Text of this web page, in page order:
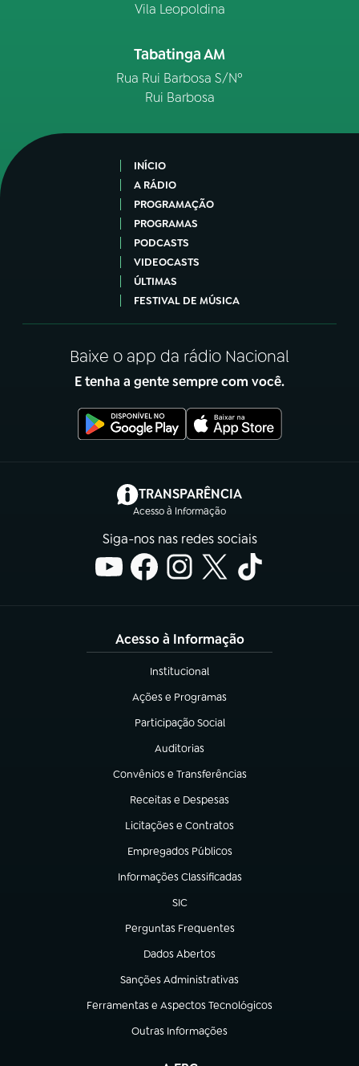
Vila Leopoldina
Tabatinga AM
Rua Rui Barbosa S/Nº
Rui Barbosa
INÍCIO
A RÁDIO
PROGRAMAÇÃO
PROGRAMAS
PODCASTS
VIDEOCASTS
ÚLTIMAS
FESTIVAL DE MÚSICA
Baixe o app da rádio Nacional
E tenha a gente sempre com você.
TRANSPARÊNCIA
Acesso à Informação
(abre em nova aba)
Siga-nos nas redes sociais
Acesso à Informação
Institucional
(abre em nova aba)
Ações e Programas
(abre em nova aba)
Participação Social
(abre em nova aba)
Auditorias
(abre em nova aba)
Convênios e Transferências
(abre em nova aba)
Receitas e Despesas
(abre em nova aba)
Licitações e Contratos
(abre em nova aba)
Empregados Públicos
(abre em nova aba)
Informações Classificadas
(abre em nova aba)
SIC
(abre em nova aba)
Perguntas Frequentes
(abre em nova aba)
Dados Abertos
(abre em nova aba)
Sanções Administrativas
(abre em nova aba)
Ferramentas e Aspectos Tecnológicos
(abre em nova aba)
Outras Informações
(abre em nova aba)